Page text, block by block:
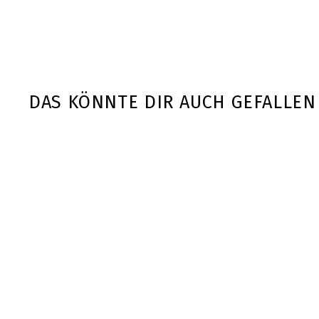
DAS KÖNNTE DIR AUCH GEFALLEN